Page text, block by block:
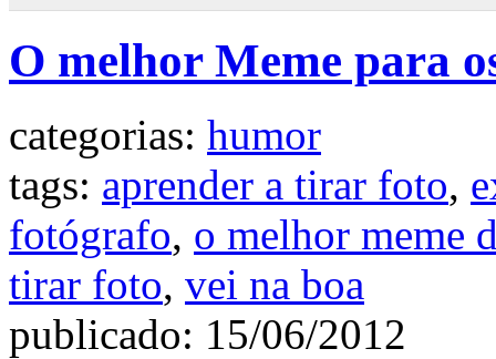
O melhor Meme para
categorias: humor
tags: aprender a tirar foto,
fotógrafo, o melhor meme
tirar foto, vei na boa
publicado: 15/06/2012